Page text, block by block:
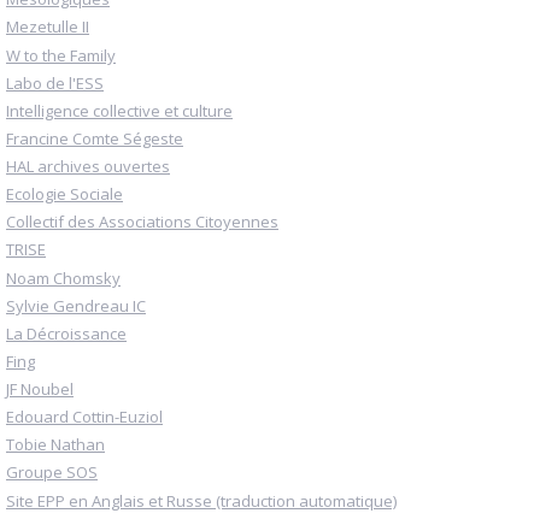
Mezetulle II
W to the Family
Labo de l'ESS
Intelligence collective et culture
Francine Comte Ségeste
HAL archives ouvertes
Ecologie Sociale
Collectif des Associations Citoyennes
TRISE
Noam Chomsky
Sylvie Gendreau IC
La Décroissance
Fing
JF Noubel
Edouard Cottin-Euziol
Tobie Nathan
Groupe SOS
Site EPP en Anglais et Russe (traduction automatique)